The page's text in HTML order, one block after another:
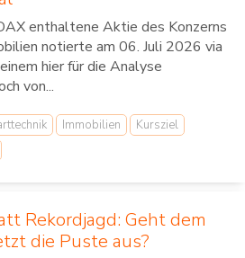
enthaltene Aktie des Konzerns
notierte am 06. Juli 2026 via
hier für die Analyse
von...
Immobilien
Kursziel
Rekordjagd: Geht dem
die Puste aus?